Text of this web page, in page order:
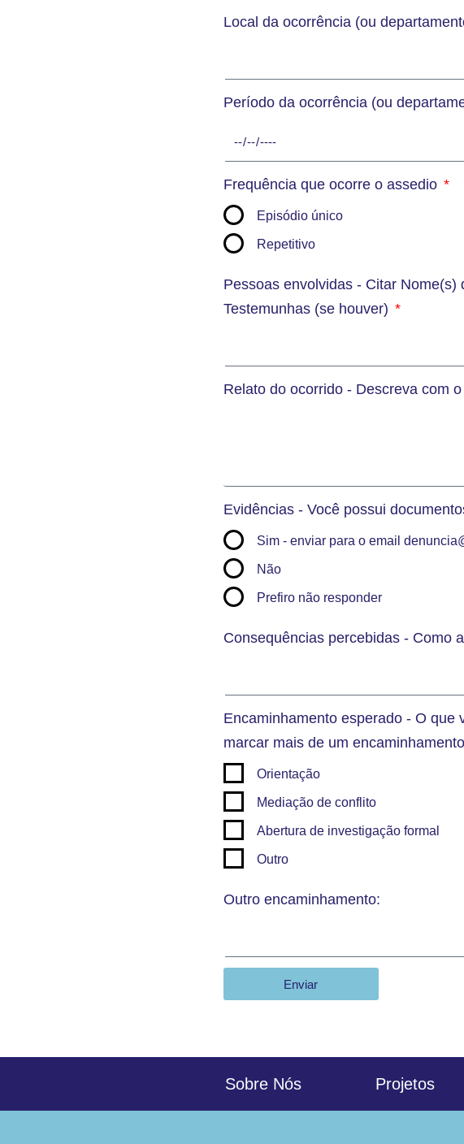
Local da ocorrência (ou
Período da ocorrência (ou
Frequência que ocorre o assedio
Episódio único
Repetitivo
Pessoas envolvidas - Citar
Testemunhas (se houver)
Relato do ocorrido - Descreva com
Evidências - Você possui
Sim - enviar para o email
Não
Prefiro não responder
Consequências percebidas - Como
Encaminhamento esperado - O que
marcar mais de um
Orientação
Mediação de conflito
Abertura de investigação formal
Outro
Outro encaminhamento:
Enviar
Sobre Nós Projetos